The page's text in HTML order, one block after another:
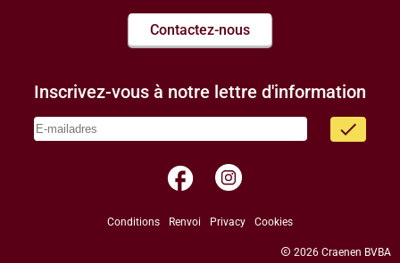
Contactez-nous
Inscrivez-vous à notre lettre d'information
done
facebook
Conditions Renvoi Privacy Cookies
copyright 2026 Craenen BVBA